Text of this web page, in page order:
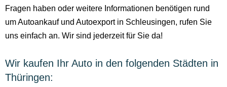
Fragen haben oder weitere Informationen benötigen rund
um Autoankauf und Autoexport in Schleusingen, rufen Sie
uns einfach an. Wir sind jederzeit für Sie da!
Wir kaufen Ihr Auto in den folgenden Städten in
Thüringen: